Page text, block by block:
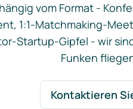
vom Format -
1:1-Matchmaking-
Startup-Gipfel - wir
Funken
Kontaktieren